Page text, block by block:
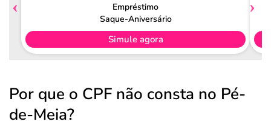
Empréstimo
Saque-Aniversário
Simule agora
Por que o CPF não consta no Pé-
de-Meia?